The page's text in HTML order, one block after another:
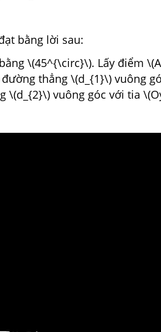
bằng lời sau:
\(45^{\circ}\). Lấy điểm
thẳng \(d_{1}\) vuông
\(d_{2}\) vuông góc với tia